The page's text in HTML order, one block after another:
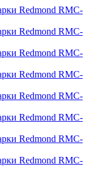
Redmond RMC-
Redmond RMC-
Redmond RMC-
Redmond RMC-
Redmond RMC-
Redmond RMC-
Redmond RMC-
Redmond RMC-